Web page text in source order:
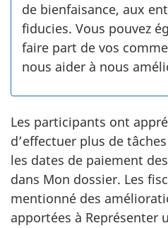
de bienfaisance, aux
fiducies. Vous pouvez
faire part de vos
nous aider à nous
Les participants ont
d’effectuer plus de
les dates de paiement
dans Mon dossier. Les
mentionné des
apportées à Représenter